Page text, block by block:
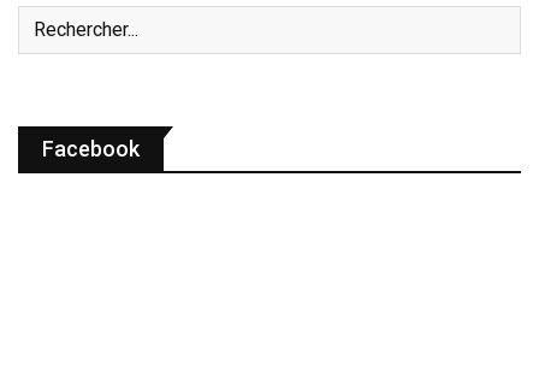
Facebook